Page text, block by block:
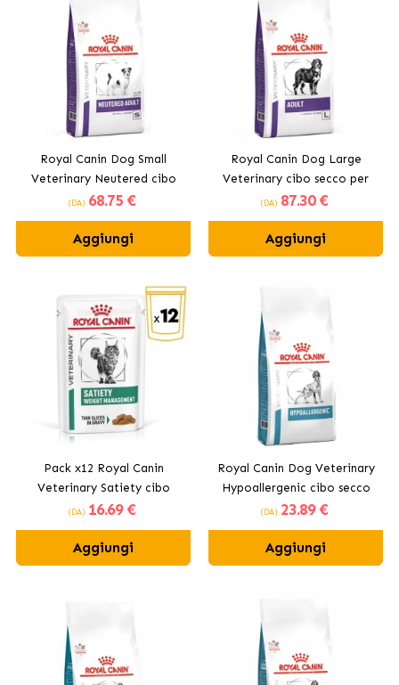
Royal Canin Dog Small
Veterinary Neutered cibo
secco per cani di taglia
piccola
(DA) 68.75 €
Aggiungi
Royal Canin Dog Large
Veterinary cibo secco per
cani di taglia grande
(DA) 87.30 €
Aggiungi
Pack x12 Royal Canin
Veterinary Satiety cibo
umido per gatti
(DA) 16.69 €
Aggiungi
Royal Canin Dog Veterinary
Hypoallergenic cibo secco
per cani adulti
(DA) 23.89 €
Aggiungi